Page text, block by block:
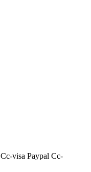
Cc-visa Paypal Cc-